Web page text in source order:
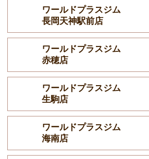
ワールドプラスジム
長岡天神駅前店
ワールドプラスジム
赤穂店
ワールドプラスジム
生駒店
ワールドプラスジム
海南店